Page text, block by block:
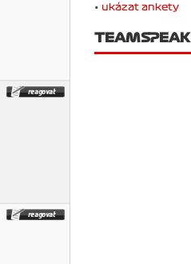
• ukázat ankety
TEAMSPEAK